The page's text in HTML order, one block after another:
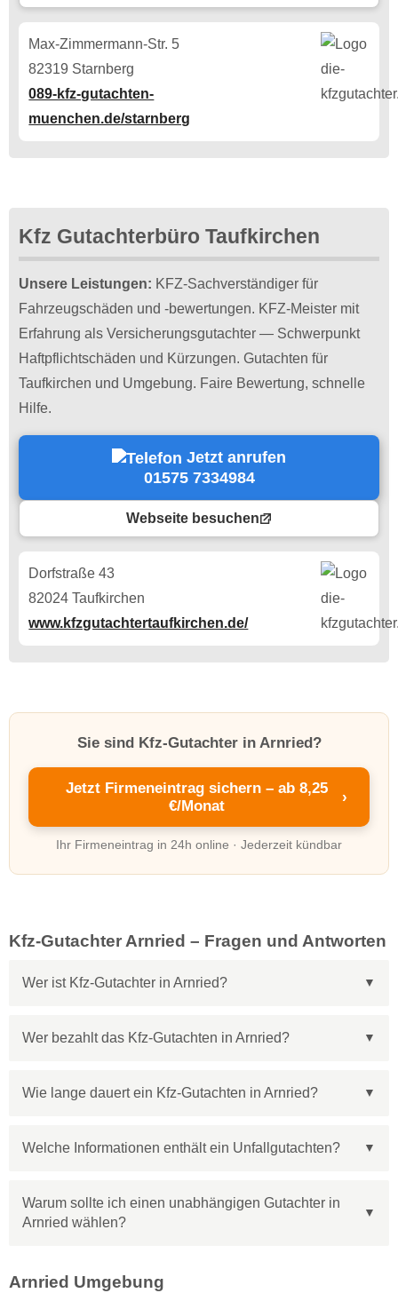
Max-Zimmermann-Str. 5
82319 Starnberg
089-kfz-gutachten-
muenchen.de/starnberg
Kfz Gutachterbüro Taufkirchen
Unsere Leistungen: KFZ-Sachverständiger für
Fahrzeugschäden und -bewertungen. KFZ-Meister mit
Erfahrung als Versicherungsgutachter — Schwerpunkt
Haftpflichtschäden und Kürzungen. Gutachten für
Taufkirchen und Umgebung. Faire Bewertung, schnelle
Hilfe.
Jetzt anrufen
01575 7334984
Webseite besuchen
Dorfstraße 43
82024 Taufkirchen
www.kfzgutachtertaufkirchen.de/
Sie sind Kfz-Gutachter in Arnried?
Jetzt Firmeneintrag sichern – ab 8,25
€/Monat
›
Ihr Firmeneintrag in 24h online · Jederzeit kündbar
Kfz-Gutachter Arnried – Fragen und Antworten
Wer ist Kfz-Gutachter in Arnried?
Wer bezahlt das Kfz-Gutachten in Arnried?
Wie lange dauert ein Kfz-Gutachten in Arnried?
Welche Informationen enthält ein Unfallgutachten?
Warum sollte ich einen unabhängigen Gutachter in
Arnried wählen?
Arnried Umgebung